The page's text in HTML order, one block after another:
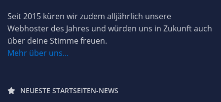
Seit 2015 küren wir zudem alljährlich unsere
Webhoster des Jahres und würden uns in Zukunft auch
über deine Stimme freuen.
Mehr über uns...
NEUESTE STARTSEITEN-NEWS